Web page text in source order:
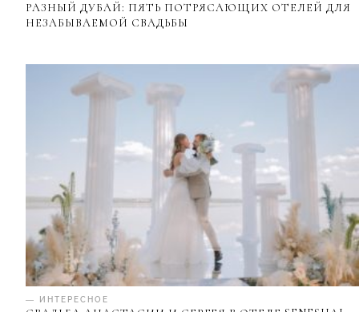
РАЗНЫЙ ДУБАЙ: ПЯТЬ ПОТРЯСАЮЩИХ ОТЕЛЕЙ ДЛЯ
НЕЗАБЫВАЕМОЙ СВАДЬБЫ
— ИНТЕРЕСНОЕ